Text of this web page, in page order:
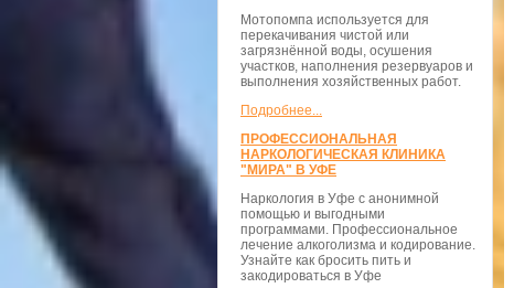
Мотопомпа используется для
перекачивания чистой или
загрязнённой воды, осушения
участков, наполнения резервуаров и
выполнения хозяйственных работ.
Подробнее...
ПРОФЕССИОНАЛЬНАЯ
НАРКОЛОГИЧЕСКАЯ КЛИНИКА
"МИРА" В УФЕ
Наркология в Уфе с анонимной
помощью и выгодными
программами. Профессиональное
лечение алкоголизма и кодирование.
Узнайте как бросить пить и
закодироваться в Уфе